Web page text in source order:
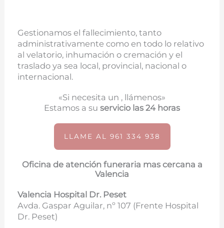
Gestionamos el fallecimiento, tanto
administrativamente como en todo lo relativo
al velatorio, inhumación o cremación y el
traslado ya sea local, provincial, nacional o
internacional.
«Si necesita un , llámenos»
Estamos a su servicio las 24 horas
LLAME AL 961 334 938
Oficina de atención funeraria mas cercana a
Valencia
Valencia Hospital Dr. Peset
Avda. Gaspar Aguilar, nº 107 (Frente Hospital
Dr. Peset)